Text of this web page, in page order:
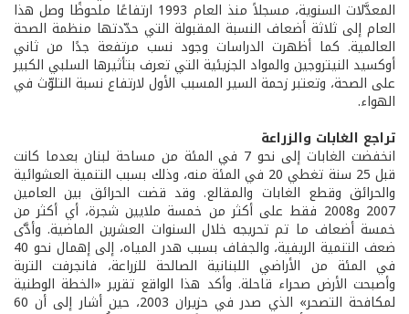
المعدَّلات السنوية، مسجلاً منذ العام 1993 ارتفاعًا ملحوظًا وصل هذا
العام إلى ثلاثة أضعاف النسبة المقبولة التي حدّدتها منظمة الصحة
العالمية. كما أظهرت الدراسات وجود نسب مرتفعة جدًا من ثاني
أوكسيد النيتروجين والمواد الجزيئية التي تعرف بتأثيرها السلبي الكبير
على الصحة، وتعتبر زحمة السير المسبب الأول لارتفاع نسبة التلوّث في
الهواء.
تراجع الغابات والزراعة
انخفضت الغابات إلى نحو 7 في المئة من مساحة لبنان بعدما كانت
قبل 25 سنة تغطي 20 في المئة منه، وذلك بسبب التنمية العشوائية
والحرائق وقطع الغابات والمقالع. وقد قضت الحرائق بين العامين
2007 و2008 فقط على أكثر من خمسة ملايين شجرة، أي أكثر من
خمسة أضعاف ما تم تحريجه خلال السنوات العشرين الماضية. وأدَّى
ضعف التنمية الريفية، والجفاف بسبب هدر المياه، إلى إهمال نحو 40
في المئة من الأراضي اللبنانية الصالحة للزراعة، فانجرفت التربة
وأصبحت الأرض صحراء قاحلة. وأكد هذا الواقع تقرير «الخطة الوطنية
لمكافحة التصحر» الذي صدر في حزيران 2003، حين أشار إلى أن 60